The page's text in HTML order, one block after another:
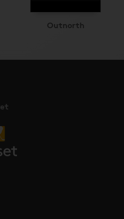
Outnorth